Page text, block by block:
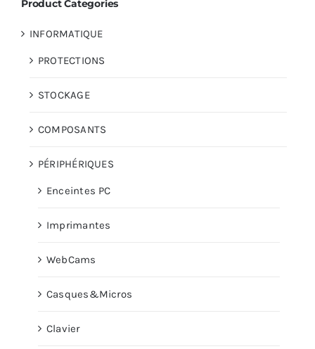
AUDIO
PROMOTION
Product Categories
INFORMATIQUE
PROTECTIONS
STOCKAGE
COMPOSANTS
PÉRIPHÉRIQUES
Enceintes PC
Imprimantes
WebCams
Casques&Micros
Clavier